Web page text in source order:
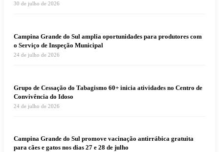
30 de julho de 2026
Campina Grande do Sul amplia oportunidades para produtores com
o Serviço de Inspeção Municipal
24 de julho de 2026
Grupo de Cessação do Tabagismo 60+ inicia atividades no Centro de
Convivência do Idoso
24 de julho de 2026
Campina Grande do Sul promove vacinação antirrábica gratuita
para cães e gatos nos dias 27 e 28 de julho